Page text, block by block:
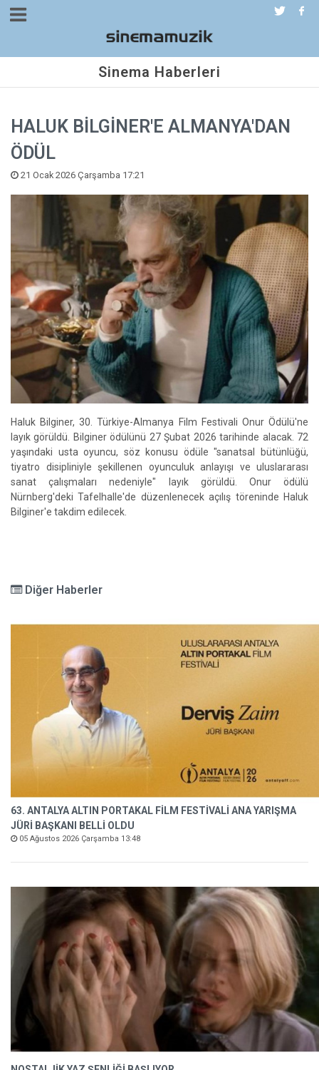
Sinema Haberleri
HALUK BİLGİNER'E ALMANYA'DAN
ÖDÜL
21 Ocak 2026 Çarşamba 17:21
Haluk Bilginer, 30. Türkiye-Almanya Film Festivali Onur Ödülü'ne
layık görüldü. Bilginer ödülünü 27 Şubat 2026 tarihinde alacak. 72
yaşındaki usta oyuncu, söz konusu ödüle "sanatsal bütünlüğü,
tiyatro disipliniyle şekillenen oyunculuk anlayışı ve uluslararası
sanat çalışmaları nedeniyle" layık görüldü. Onur ödülü
Nürnberg'deki Tafelhalle'de düzenlenecek açılış töreninde Haluk
Bilginer'e takdim edilecek.
Diğer Haberler
63. ANTALYA ALTIN PORTAKAL FİLM FESTİVALİ ANA YARIŞMA
JÜRİ BAŞKANI BELLİ OLDU
05 Ağustos 2026 Çarşamba 13:48